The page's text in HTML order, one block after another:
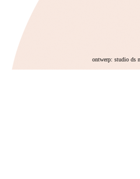
ontwerp: studio ds